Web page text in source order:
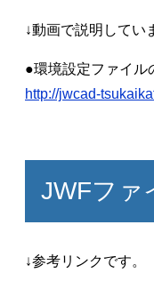
↓動画で説明してい
●環境設定ファイル
http://jwcad-
JWFファ
↓参考リンクです。